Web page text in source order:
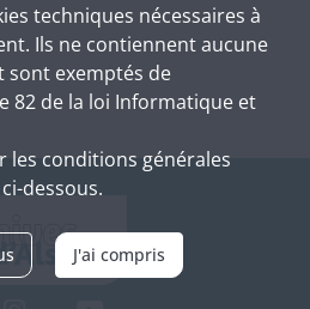
techniques nécessaires à
Ils ne contiennent aucune
sont exemptés de
82 de la loi Informatique et
les conditions générales
dessous.
J'ai compris